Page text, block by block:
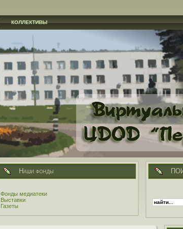
КОЛЛЕКТИВЫ
Наши фонды
Фонды медиатеки
Выставки
Газеты